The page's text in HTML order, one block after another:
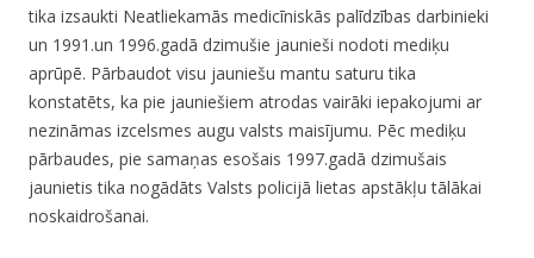
tika izsaukti Neatliekamās medicīniskās palīdzības darbinieki
un 1991.un 1996.gadā dzimušie jaunieši nodoti mediķu
aprūpē. Pārbaudot visu jauniešu mantu saturu tika
konstatēts, ka pie jauniešiem atrodas vairāki iepakojumi ar
nezināmas izcelsmes augu valsts maisījumu. Pēc mediķu
pārbaudes, pie samaņas esošais 1997.gadā dzimušais
jaunietis tika nogādāts Valsts policijā lietas apstākļu tālākai
noskaidrošanai.